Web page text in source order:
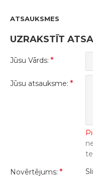
ATSAUKSMES
UZRAKSTĪT
Jūsu Vārds:
Jūsu atsauksme:
Novērtējums: